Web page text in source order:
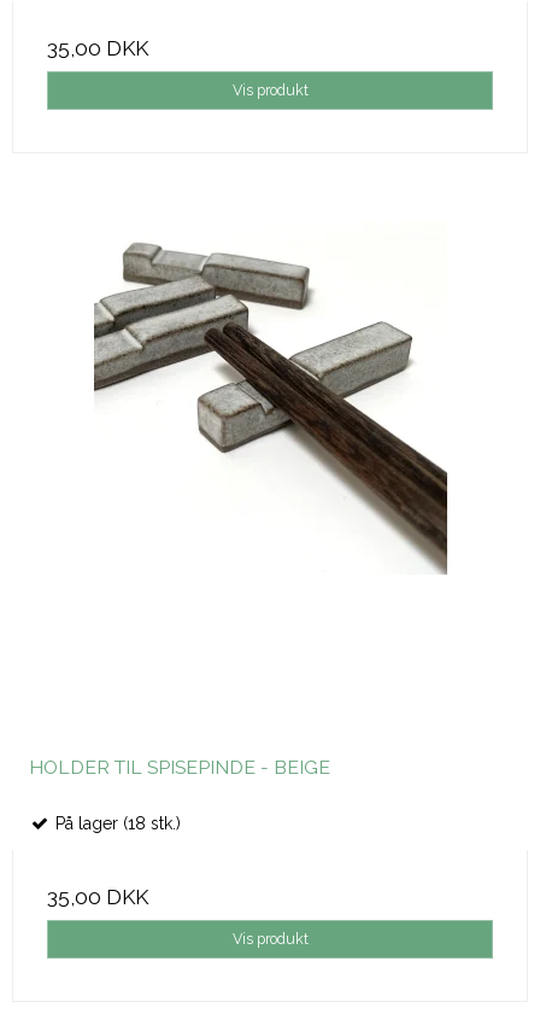
35,00 DKK
Vis produkt
HOLDER TIL SPISEPINDE - BEIGE
På lager (18 stk.)
35,00 DKK
Vis produkt